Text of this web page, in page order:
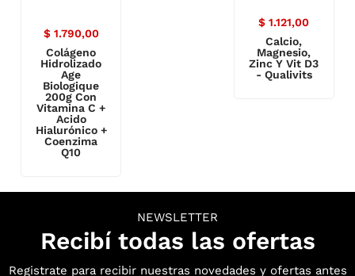
$ 1.121,00
Calcio,
Magnesio,
Zinc Y Vit D3
- Qualivits
$1.790,00
Colágeno
Hidrolizado
Age
Biologique
200g Con
Vitamina C +
Acido
Hialurónico +
Coenzima
Q10
NEWSLETTER
Recibí todas las ofertas
Registrate para recibir nuestras novedades y ofertas antes